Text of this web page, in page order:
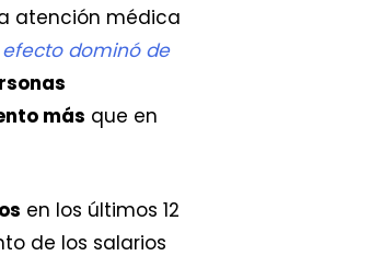
atención médica
dominó de
más que en
en los últimos 12
de los salarios